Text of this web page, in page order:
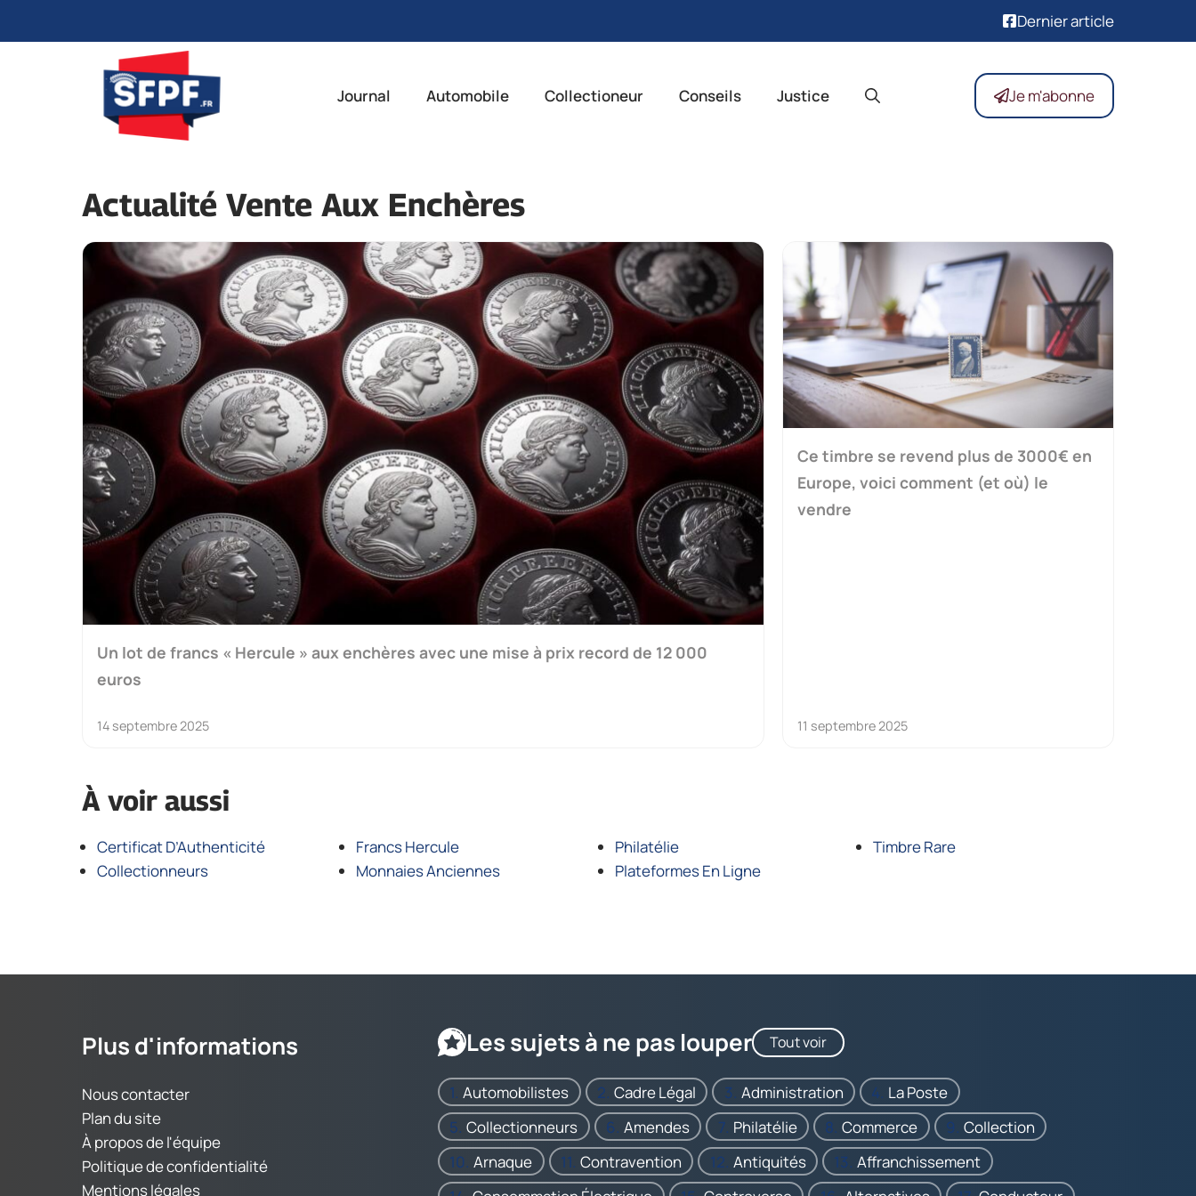
Dernier article
Journal Automobile Collectioneur Conseils Justice Je m'abonne
Actualité Vente Aux Enchères
Un lot de francs « Hercule » aux enchères avec une mise à prix record de 12 000
euros
14 septembre 2025
Ce timbre se revend plus de 3000€ en
Europe, voici comment (et où) le
vendre
11 septembre 2025
À voir aussi
Certificat D’Authenticité
Collectionneurs
Francs Hercule
Monnaies Anciennes
Philatélie
Plateformes En Ligne
Timbre Rare
Plus d'informations
Nous contacter
Plan du site
À propos de l'équipe
Politique de confidentialité
Mentions légales
Les sujets à ne pas louper Tout voir
Automobilistes Cadre Légal Administration
La Poste
Collectionneurs
Amendes Philatélie Commerce
Collection
Arnaque
Contravention Antiquités
Affranchissement